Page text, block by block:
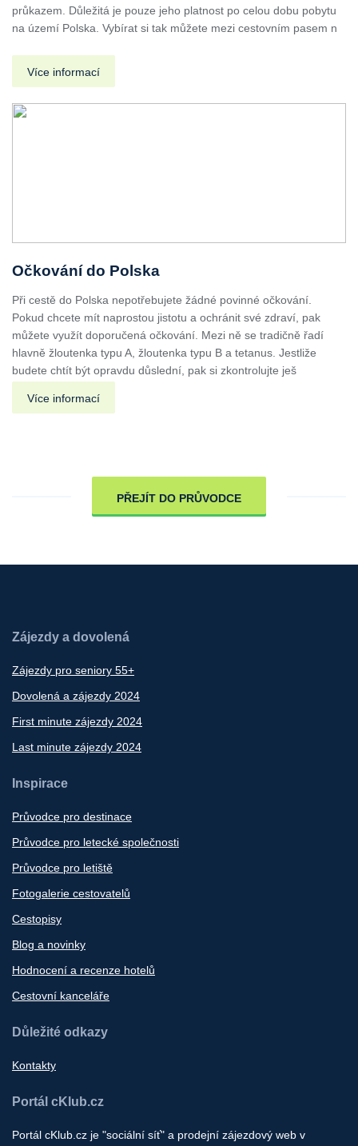
průkazem. Důležitá je pouze jeho platnost po celou dobu pobytu
na území Polska. Vybírat si tak můžete mezi cestovním pasem n
Více informací
Očkování do Polska
Při cestě do Polska nepotřebujete žádné povinné očkování.
Pokud chcete mít naprostou jistotu a ochránit své zdraví, pak
můžete využít doporučená očkování. Mezi ně se tradičně řadí
hlavně žloutenka typu A, žloutenka typu B a tetanus. Jestliže
budete chtít být opravdu důslední, pak si zkontrolujte ješ
Více informací
PŘEJÍT DO PRŮVODCE
Zájezdy a dovolená
Zájezdy pro seniory 55+
Dovolená a zájezdy 2024
First minute zájezdy 2024
Last minute zájezdy 2024
Inspirace
Průvodce pro destinace
Průvodce pro letecké společnosti
Průvodce pro letiště
Fotogalerie cestovatelů
Cestopisy
Blog a novinky
Hodnocení a recenze hotelů
Cestovní kanceláře
Důležité odkazy
Kontakty
Portál cKlub.cz
Portál cKlub.cz je "sociální síť" a prodejní zájezdový web v